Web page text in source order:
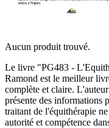
Aucun produit trouvé.
Le livre "PG483 -
Ramond est le meilleur
complète et claire.
présente des informations
traitant de l'équithérapie
autorité et compétence